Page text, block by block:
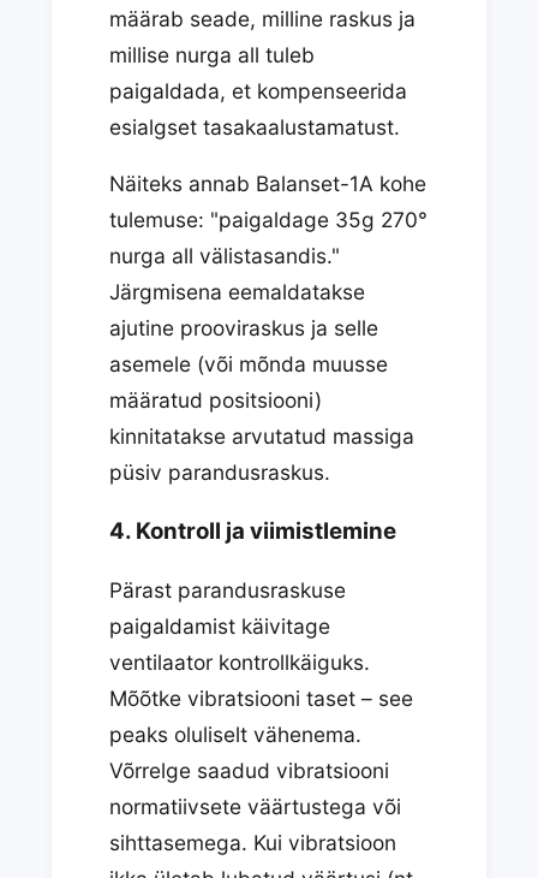
määrab seade, milline raskus ja
millise nurga all tuleb
paigaldada, et kompenseerida
esialgset tasakaalustamatust.
Näiteks annab Balanset-1A kohe
tulemuse: "paigaldage 35g 270°
nurga all välistasandis."
Järgmisena eemaldatakse
ajutine prooviraskus ja selle
asemele (või mõnda muusse
määratud positsiooni)
kinnitatakse arvutatud massiga
püsiv parandusraskus.
4. Kontroll ja viimistlemine
Pärast parandusraskuse
paigaldamist käivitage
ventilaator kontrollkäiguks.
Mõõtke vibratsiooni taset – see
peaks oluliselt vähenema.
Võrrelge saadud vibratsiooni
normatiivsete väärtustega või
sihttasemega. Kui vibratsioon